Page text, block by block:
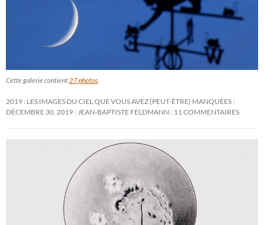
Cette galerie contient27 photos.
2019 : LES IMAGES DU CIEL QUE VOUS AVEZ (PEUT-ÊTRE) MANQUÉES
DÉCEMBRE 30, 2019 JEAN-BAPTISTE FELDMANN 11 COMMENTAIRES